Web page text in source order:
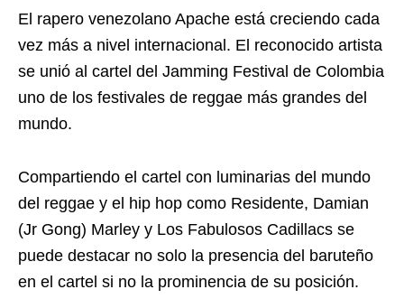
El rapero venezolano Apache está creciendo cada
vez más a nivel internacional. El reconocido artista
se unió al cartel del Jamming Festival de Colombia
uno de los festivales de reggae más grandes del
mundo.
Compartiendo el cartel con luminarias del mundo
del reggae y el hip hop como Residente, Damian
(Jr Gong) Marley y Los Fabulosos Cadillacs se
puede destacar no solo la presencia del baruteño
en el cartel si no la prominencia de su posición.